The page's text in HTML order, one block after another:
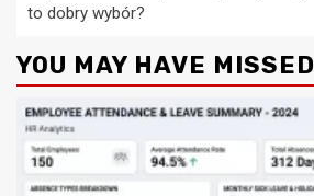
to dobry wybór?
YOU MAY HAVE MISSED